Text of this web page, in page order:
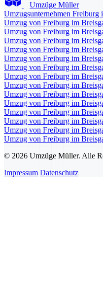
Umzüge Müller
Umzugsunternehmen Freiburg
Umzug von Freiburg im
Umzug von Freiburg im
Umzug von Freiburg im
Umzug von Freiburg im
Umzug von Freiburg im
Umzug von Freiburg im
Umzug von Freiburg im
Umzug von Freiburg im
Umzug von Freiburg im
Umzug von Freiburg im
Umzug von Freiburg im
Umzug von Freiburg im
Umzug von Freiburg im
Umzug von Freiburg im
© 2026 Umzüge Müller. Alle
Impressum Datenschutz